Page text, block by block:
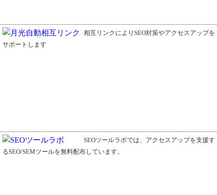
相互リンクによりSEO対策やアクセスアップを
サポートします
SEOツールラボでは、アクセスアップを支援す
るSEO/SEMツールを無料配布しています。